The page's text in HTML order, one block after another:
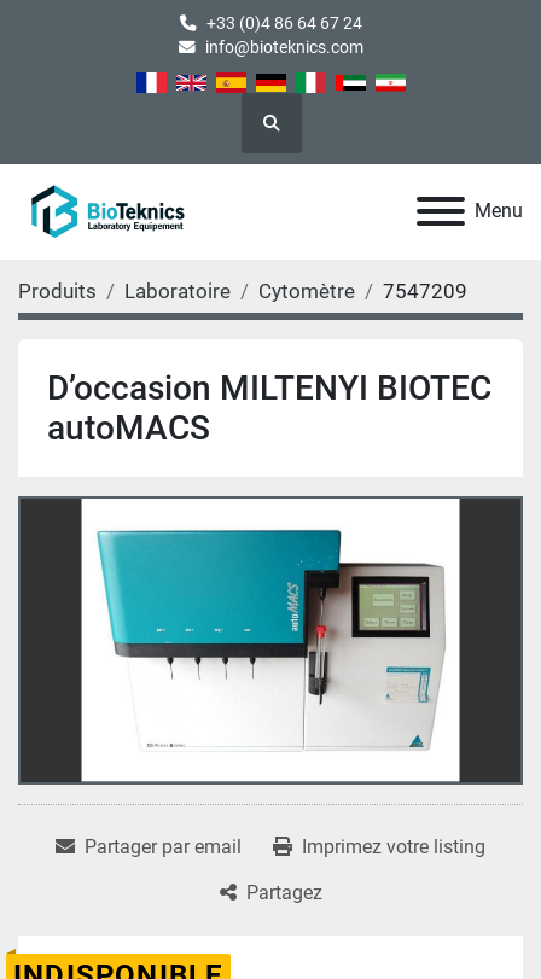
+33 (0)4 86 64 67 24
info@bioteknics.com
Rechercher
Menu
Produits Laboratoire Cytomètre 7547209
D’occasion MILTENYI BIOTEC
autoMACS
Partager par email
Imprimez votre listing
Partagez